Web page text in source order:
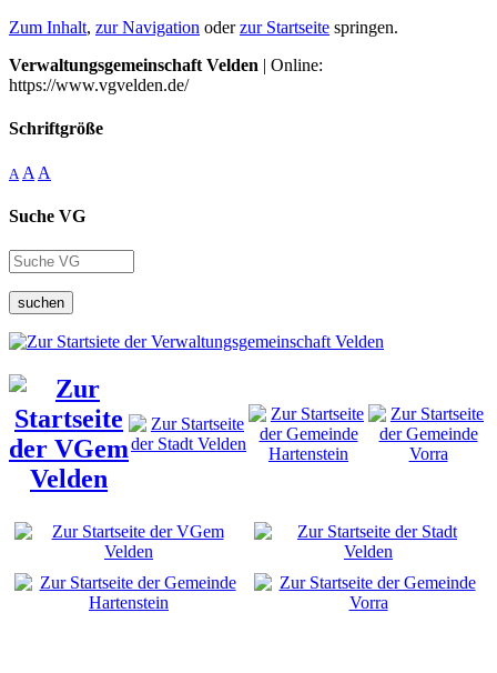
Zum Inhalt, zur Navigation oderzur Startseite springen.
Verwaltungsgemeinschaft Velden | Online:
https://www.vgvelden.de/
Schriftgröße
A A A
Suche VG
suchen